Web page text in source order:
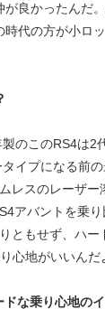
良かったんだ
代の方が小ロ
のこのRS4は2
イプになる前
レスのレーザ
アバントを乗り
ともせず、ハ
心地がいいんだ
な乗り心地の